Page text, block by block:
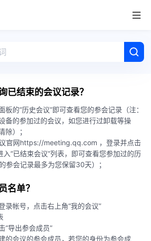
取消
已结束的会议记录？
板的“历史会议”即可查看您的参会记录（注：
备的参加过的会议，如您进行过卸载等操
除）；
官网https://meeting.qq.com ，登录并点击
入“已结束会议”列表，即可查看您参加过的历
参会记录最多为您保留30天）；
名单？
录帐号，点击右上角“我的会议”
“导出参会成员”
的会议的参会成员，若您的身份为参会成